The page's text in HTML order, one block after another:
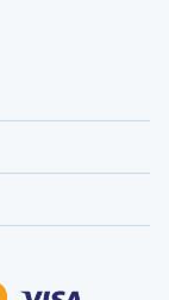
332.88 грн.